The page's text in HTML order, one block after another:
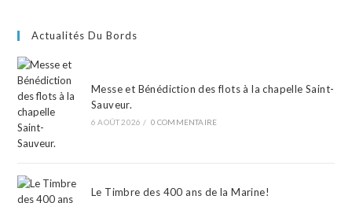
Actualités Du Bords
Messe et Bénédiction des flots à la chapelle Saint-
Sauveur.
6 AOÛT 2026 / 0 COMMENTAIRE
Le Timbre des 400 ans de la Marine!